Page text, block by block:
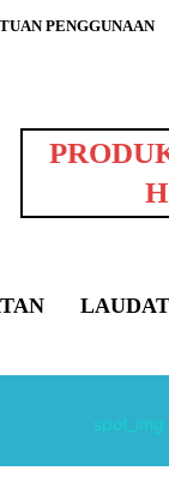
PENGGUNAAN